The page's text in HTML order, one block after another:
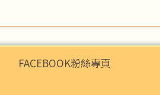
FACEBOOK粉絲專頁